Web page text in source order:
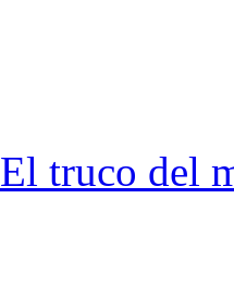
El truco del